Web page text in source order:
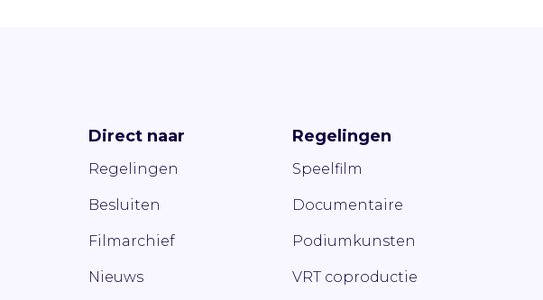
Direct naar
Regelingen
Besluiten
Filmarchief
Nieuws
Regelingen
Speelfilm
Documentaire
Podiumkunsten
VRT coproductie